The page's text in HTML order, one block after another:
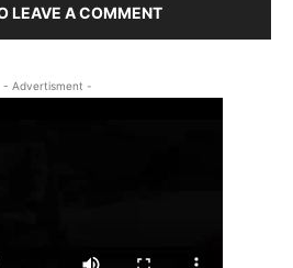
LEAVE A COMMENT
- Advertisment -